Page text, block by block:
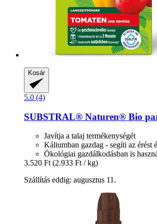
Kosár
5.0 (4)
SUBSTRAL® Naturen® Bio
Javítja a talaj termékenységét
Káliumban gazdag - segíti az érést
Ökológiai gazdálkodásban is
3.520 Ft (2.933 Ft / kg)
Szállítás eddig: augusztus 11.